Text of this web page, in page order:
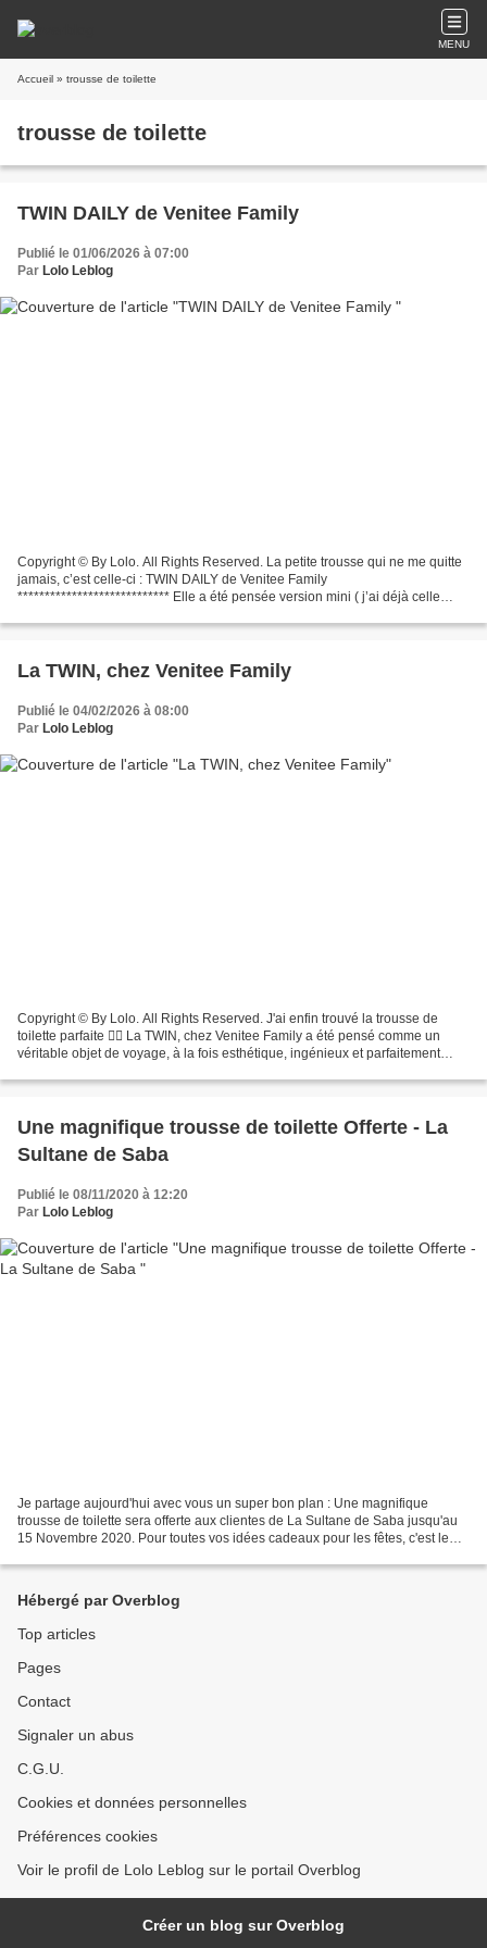
MENU
Accueil » trousse de toilette
trousse de toilette
TWIN DAILY de Venitee Family
Publié le 01/06/2026 à 07:00
Par Lolo Leblog
Copyright © By Lolo. All Rights Reserved. La petite trousse qui ne me quitte
jamais, c’est celle-ci : TWIN DAILY de Venitee Family
**************************** Elle a été pensée version mini ( j’ai déjà celle
La TWIN, chez Venitee Family
Publié le 04/02/2026 à 08:00
Par Lolo Leblog
Copyright © By Lolo. All Rights Reserved. J'ai enfin trouvé la trousse de
toilette parfaite 👍🏻 La TWIN, chez Venitee Family a été pensé comme un
véritable objet de voyage, à la fois esthétique, ingénieux et parfaitement
Une magnifique trousse de toilette Offerte - La
Sultane de Saba
Publié le 08/11/2020 à 12:20
Par Lolo Leblog
Je partage aujourd'hui avec vous un super bon plan : Une magnifique
trousse de toilette sera offerte aux clientes de La Sultane de Saba jusqu'au
15 Novembre 2020. Pour toutes vos idées cadeaux pour les fêtes, c'est le
Hébergé par Overblog
Top articles
Pages
Contact
Signaler un abus
C.G.U.
Cookies et données personnelles
Préférences cookies
Voir le profil de Lolo Leblog sur le portail Overblog
Créer un blog sur Overblog